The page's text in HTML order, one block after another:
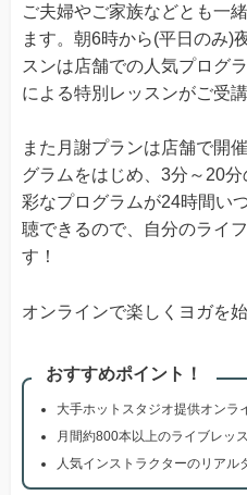
ご夫婦やご家族などとも一
ます。朝6時から(平日のみ)
スンは店舗での人気プログ
による特別レッスンがご受
また月謝プランは店舗で開
グラムをはじめ、3分～20
彩なプログラムが24時間い
聴できるので、自分のライ
す！
オンラインで楽しくヨガを
おすすめポイント！
大手ホットスタジオ提供オンラ
月間約800本以上のライブレッ
人気インストラクターのリアル